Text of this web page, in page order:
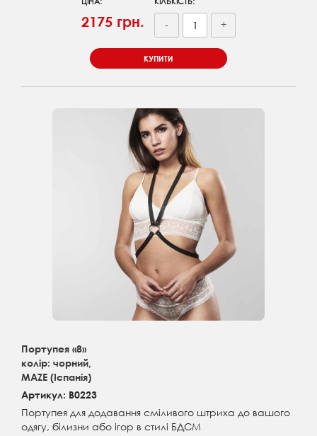
2175 грн. - +
КУПИТИ
Портупея «8»
колір: чорний,
MAZE (Іспанія)
Артикул: B0223
Портупея для додавання сміливого штриха до вашого
одягу, білизни або ігор в стилі БДСМ